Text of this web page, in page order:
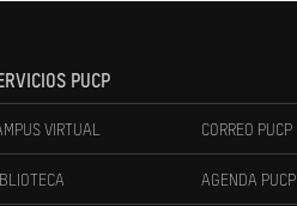
PUCP
VIRTUAL CORREO PUCP
AGENDA PUCP